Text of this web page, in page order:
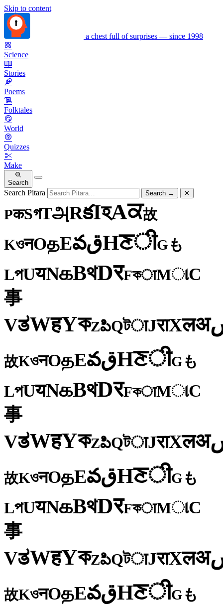
Skip to content
a chest full of surprises — since 1998
Science
Stories
Poems
Folktales
World
Quizzes
Make
Search
Search Pitara Search → ✕
PकSগTஅRకIহAਕ故
KওनOதEవقHਣीGも
LপUयNகBথDरFকाMાC
事
VತWहYকZపిQটाJराXलअ
故KওनOதEవقHਣीGも
LপUयNகBথDरFকाMાC
事
VತWहYকZపిQটाJराXलअ
故KওनOதEవقHਣीGも
LপUयNகBথDरFকाMાC
事
VತWहYকZపిQটाJराXलअ
故KওनOதEవقHਣीGも